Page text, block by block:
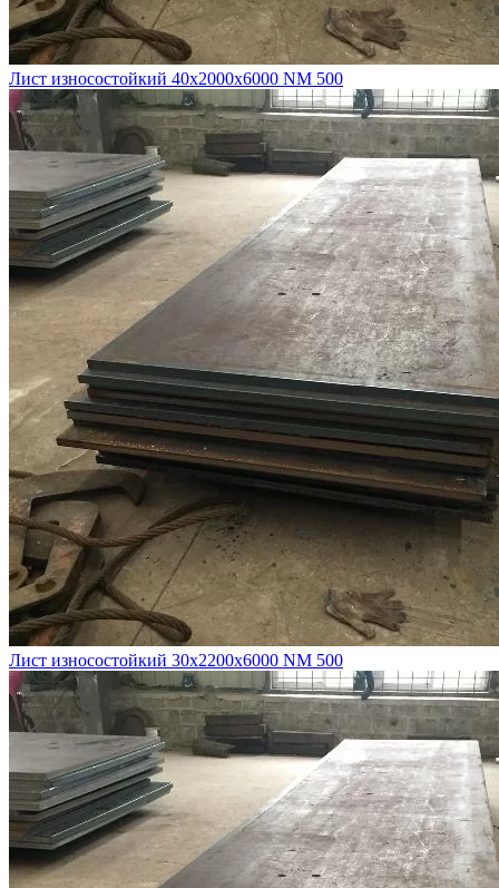
Лист износостойкий 40х2000х6000 NM 500
Лист износостойкий 30х2200х6000 NM 500